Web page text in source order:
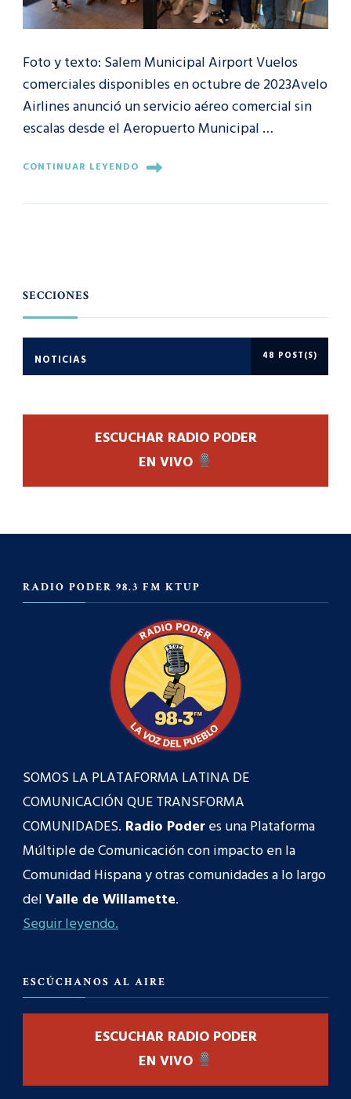
Foto y texto: Salem Municipal Airport Vuelos
comerciales disponibles en octubre de 2023Avelo
Airlines anunció un servicio aéreo comercial sin
escalas desde el Aeropuerto Municipal …
CONTINUAR LEYENDO
SECCIONES
NOTICIAS 48 POST(S)
ESCUCHAR RADIO PODER
EN VIVO
RADIO PODER 98.3 FM KTUP
SOMOS LA PLATAFORMA LATINA DE
COMUNICACIÓN QUE TRANSFORMA
COMUNIDADES. Radio Poderes una Plataforma
Múltiple de Comunicación con impacto en la
Comunidad Hispana y otras comunidades a lo largo
delValle de Willamette.
Seguir leyendo.
ESCÚCHANOS AL AIRE
ESCUCHAR RADIO PODER
EN VIVO